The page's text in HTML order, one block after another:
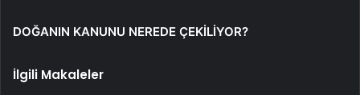
DOĞANIN KANUNU NEREDE ÇEKİLİYOR?
İlgili Makaleler